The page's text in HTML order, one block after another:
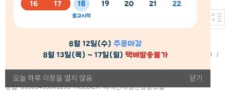
오늘 하루 이창을 열지 않음 닫기
CUSTOMER SERVICE: 033-552-6106
MON-FRI AM 10:00 ~ PM 05:00
BANK ACCOUNT:
농협 33503455001231HOLDER태백산채냉면영농조합